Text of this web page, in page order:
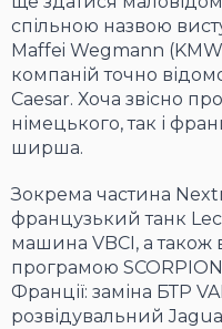
спільною назвою
Maffei Wegmann
компаній точно
Caesar. Хоча звісно
німецького, так і
ширша.
Зокрема частина
французький танк
машина VBCI, а також
програмою
Франції: заміна БТР
розвідувальний